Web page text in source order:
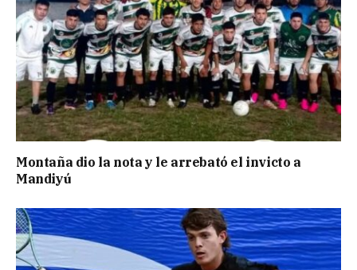
Montaña dio la nota y le arrebató el invicto a
Mandiyú